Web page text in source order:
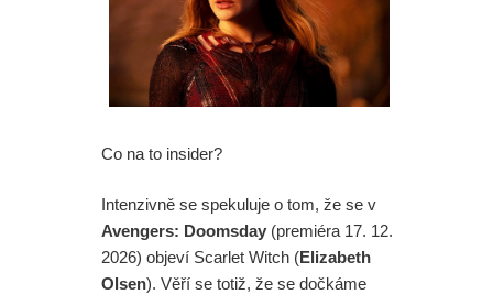
Co na to insider?
Intenzivně se spekuluje o tom, že se v
Avengers: Doomsday (premiéra 17. 12.
2026) objeví Scarlet Witch (Elizabeth
Olsen). Věří se totiž, že se dočkáme